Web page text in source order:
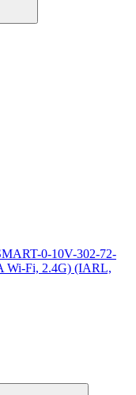
0-10V-302-72-
Wi-Fi, 2.4G) (IARL,